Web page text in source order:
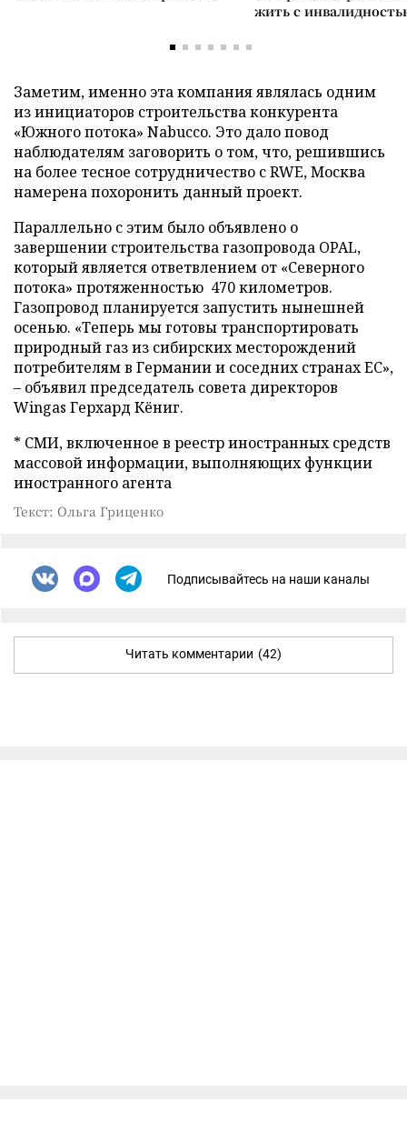
жить с
Заметим, именно эта компания являлась одним
из инициаторов строительства конкурента
«Южного потока» Nabucco. Это дало повод
наблюдателям заговорить о том, что, решившись
на более тесное сотрудничество с RWE, Москва
намерена похоронить данный проект.
Параллельно с этим было объявлено о
завершении строительства газопровода OPAL,
который является ответвлением от «Северного
потока» протяженностью 470 километров.
Газопровод планируется запустить нынешней
осенью. «Теперь мы готовы транспортировать
природный газ из сибирских месторождений
потребителям в Германии и соседних странах ЕС»,
– объявил председатель совета директоров
Wingas Герхард Кёниг.
* СМИ, включенное в реестр иностранных средств
массовой информации, выполняющих функции
иностранного агента
Текст: Ольга Гриценко
Подписывайтесь на наши каналы
Читать комментарии (42)